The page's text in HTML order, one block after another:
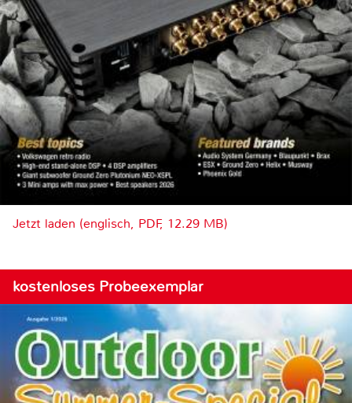
Jetzt laden (englisch, PDF, 12.29 MB)
kostenloses Probeexemplar